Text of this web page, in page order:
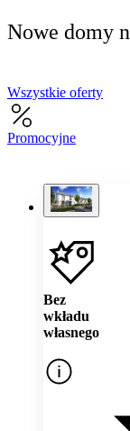
Nowe domy
Wszystkie oferty
Promocyjne
Bez
wkładu
własnego